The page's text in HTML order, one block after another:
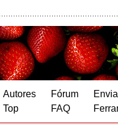
Autores
Top
Fórum
FAQ